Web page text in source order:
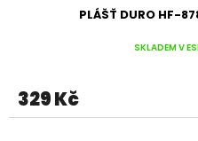
PLÁŠŤ DURO HF-
SKLADEM V
329 Kč